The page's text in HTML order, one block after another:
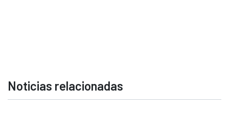
Noticias relacionadas